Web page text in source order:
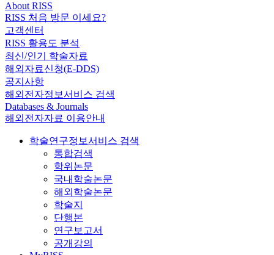
About RISS
RISS 처음 방문 이세요?
고객센터
RISS 활용도 분석
최신/인기 학술자료
해외자료신청(E-DDS)
공지사항
해외전자정보서비스 검색
Databases & Journals
해외전자자료 이용안내
학술연구정보서비스 검색
통합검색
학위논문
국내학술논문
해외학술논문
학술지
단행본
연구보고서
공개강의